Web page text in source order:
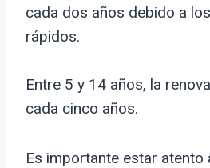
cada dos años debido a
rápidos.
Entre 5 y 14 años, la
cada cinco años.
Es importante estar atento